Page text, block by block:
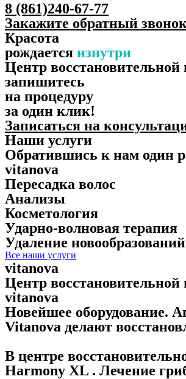
8 (861)240-67-77
Закажите обратный звонок
Красота
рождается изнутри
Центр
запишитесь
на процедуру
за один клик!
Записаться на
Наши услуги
Обратившись к нам один
vitanova
Пересадка волос
Анализы
Косметология
Ударно-волновая терапия
Удаление новообразований
Все наши услуги
vitanova
Центр
vitanova
Новейшее оборудование.
Vitanova делают
В центре
Harmony XL . Лечение